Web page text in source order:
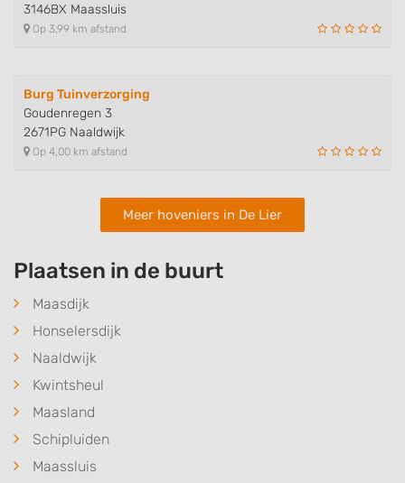
3146BX Maassluis
Op 3,99 km afstand
Burg Tuinverzorging
Goudenregen 3
2671PG Naaldwijk
Op 4,00 km afstand
Meer hoveniers in De Lier
Plaatsen in de buurt
Maasdijk
Honselersdijk
Naaldwijk
Kwintsheul
Maasland
Schipluiden
Maassluis